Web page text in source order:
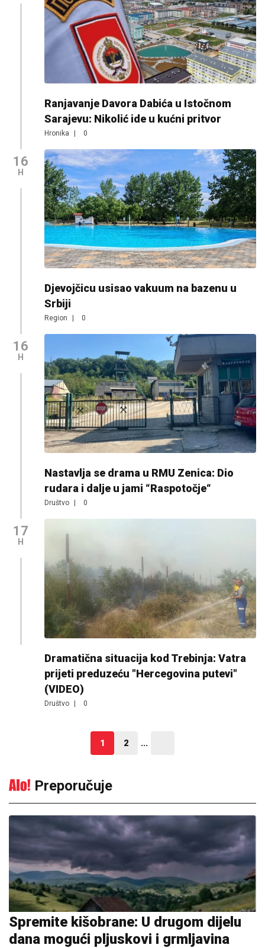
Ranjavanje Davora Dabića u Istočnom
Sarajevu: Nikolić ide u kućni pritvor
Hronika | 0
16
H
Djevojčicu usisao vakuum na bazenu u
Srbiji
Region 0
16
H
Nastavlja se drama u RMU Zenica: Dio
rudara i dalje u jami “Raspotočje“
Društvo 0
17
H
Dramatična situacija kod Trebinja: Vatra
prijeti preduzeću "Hercegovina putevi"
(VIDEO)
Društvo | 0
1 2 ...
Preporučuje
Spremite kišobrane: U drugom dijelu
dana mogući pljuskovi i grmljavina